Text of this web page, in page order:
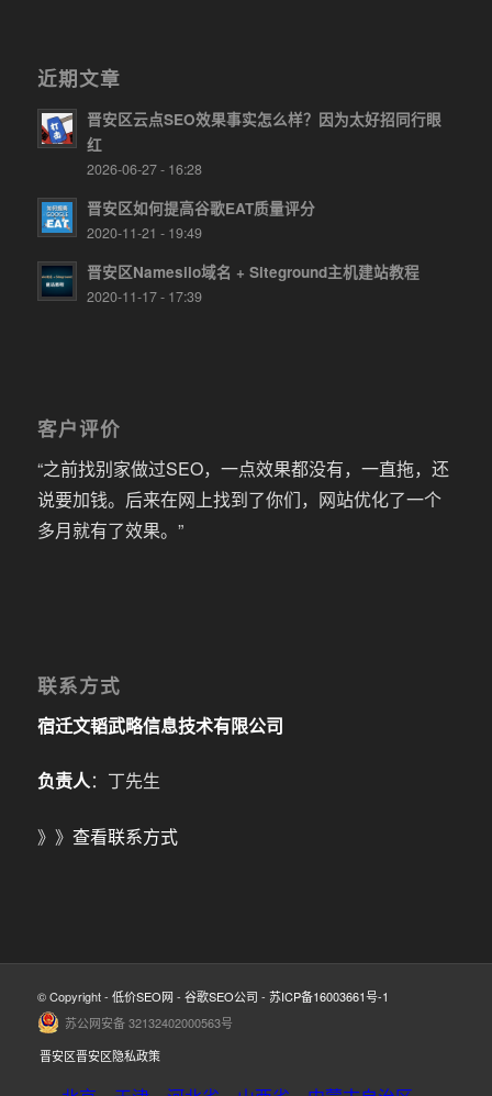
近期文章
晋安区云点SEO效果事实怎么样？因为太好招同行眼
红
2026-06-27 - 16:28
晋安区如何提高谷歌EAT质量评分
2020-11-21 - 19:49
晋安区Namesilo域名 + Siteground主机建站教程
2020-11-17 - 17:39
客户评价
“之前找别家做过SEO，一点效果都没有，一直拖，还
说要加钱。后来在网上找到了你们，网站优化了一个
多月就有了效果。”
联系方式
宿迁文韬武略信息技术有限公司
负责人：丁先生
》》 查看联系方式
© Copyright - 低价SEO网 - 谷歌SEO公司 - 苏ICP备16003661号-1
苏公网安备 32132402000563号
晋安区晋安区隐私政策